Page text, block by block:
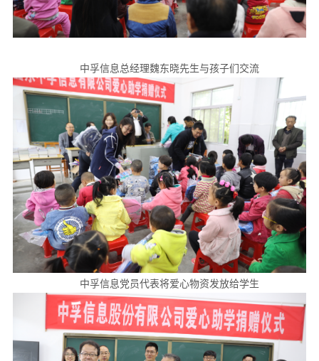
中孚信息总经理魏东晓先生与孩子们交流
中孚信息党员代表将爱心物资发放给学生